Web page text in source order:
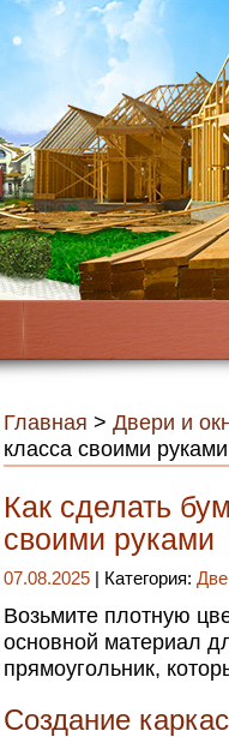
Главная > Двери и
класса своими руками
Как сделать
своими руками
07.08.2025 | Категория:
Возьмите плотную
основной материал
прямоугольник,
Создание